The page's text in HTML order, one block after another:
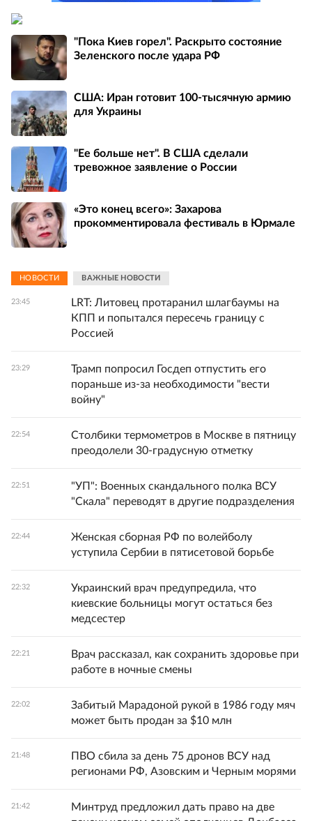
"Пока Киев горел". Раскрыто состояние
Зеленского после удара РФ
США: Иран готовит 100-тысячную армию
для Украины
"Ее больше нет". В США сделали
тревожное заявление о России
«Это конец всего»: Захарова
прокомментировала фестиваль в Юрмале
НОВОСТИ ВАЖНЫЕ НОВОСТИ
23:45
LRT: Литовец протаранил шлагбаумы на
КПП и попытался пересечь границу с
Россией
23:29
Трамп попросил Госдеп отпустить его
пораньше из-за необходимости "вести
войну"
22:54
Столбики термометров в Москве в пятницу
преодолели 30-градусную отметку
22:51
"УП": Военных скандального полка ВСУ
"Скала" переводят в другие подразделения
22:44
Женская сборная РФ по волейболу
уступила Сербии в пятисетовой борьбе
22:32
Украинский врач предупредила, что
киевские больницы могут остаться без
медсестер
22:21
Врач рассказал, как сохранить здоровье при
работе в ночные смены
22:02
Забитый Марадоной рукой в 1986 году мяч
может быть продан за $10 млн
21:48
ПВО сбила за день 75 дронов ВСУ над
регионами РФ, Азовским и Черным морями
21:42
Минтруд предложил дать право на две